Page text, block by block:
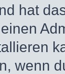
hat
wenn